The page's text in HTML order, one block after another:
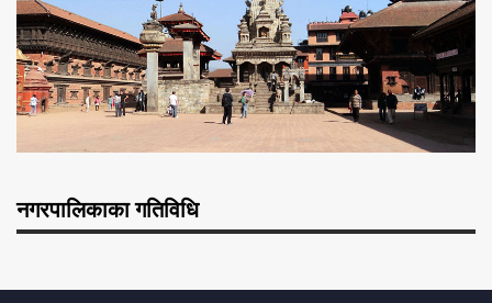
नगरपालिकाका गतिविधि